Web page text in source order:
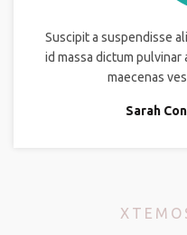
Suscipit a suspendisse
id massa dictum
maecenas
Sarah